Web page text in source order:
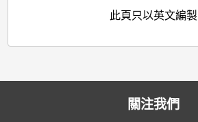
此頁只以英文編製
關注我們